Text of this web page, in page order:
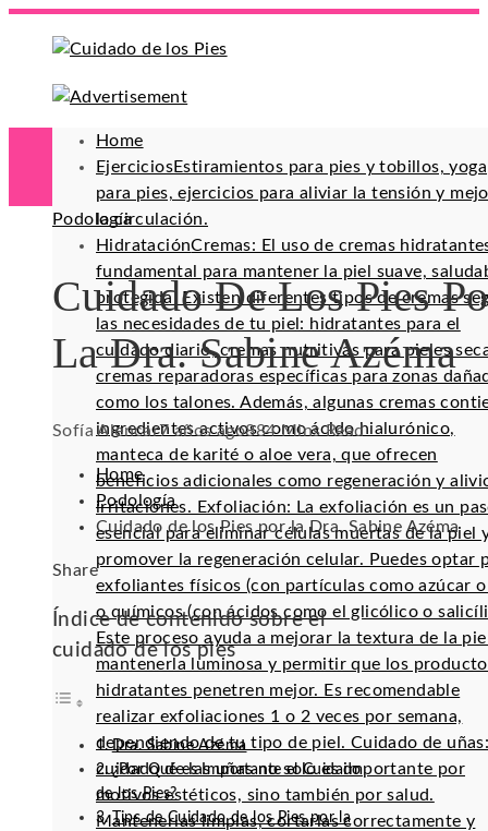
Home
EjerciciosEstiramientos para pies y tobillos, yoga
para pies, ejercicios para aliviar la tensión y
la circulación.
HidrataciónCremas: El uso de cremas
fundamental para mantener la piel suave,
protegida. Existen diferentes tipos de cremas
las necesidades de tu piel: hidratantes para el
cuidado diario, cremas nutritivas para pieles
cremas reparadoras específicas para zonas
como los talones. Además, algunas cremas
ingredientes activos como ácido hialurónico,
manteca de karité o aloe vera, que ofrecen
beneficios adicionales como regeneración y
irritaciones. Exfoliación: La exfoliación es un
esencial para eliminar células muertas de la piel
promover la regeneración celular. Puedes optar
exfoliantes físicos (con partículas como azúcar o
o químicos (con ácidos como el glicólico o
Este proceso ayuda a mejorar la textura de la
mantenerla luminosa y permitir que los
hidratantes penetren mejor. Es recomendable
realizar exfoliaciones 1 o 2 veces por semana,
dependiendo de tu tipo de piel. Cuidado de
cuidado de las uñas no solo es importante por
motivos estéticos, sino también por salud.
Mantenerlas limpias, cortarlas correctamente y
Podología
Cuidado De Los Pies
La Dra. Sabine Azéma
Sofía Alencar7 años ago884 Mins Read
Home
Podología
Cuidado de los Pies por la Dra. Sabine Azéma
Facebook
Twitter
LinkedIn
Pinterest
Stumbleupon
Email
Share
Índice de contenido sobre el
cuidado de los pies
Dra. Sabine Azéma
¿Por Qué es Importante el Cuidado
de los Pies?
Tips de Cuidado de los Pies por la